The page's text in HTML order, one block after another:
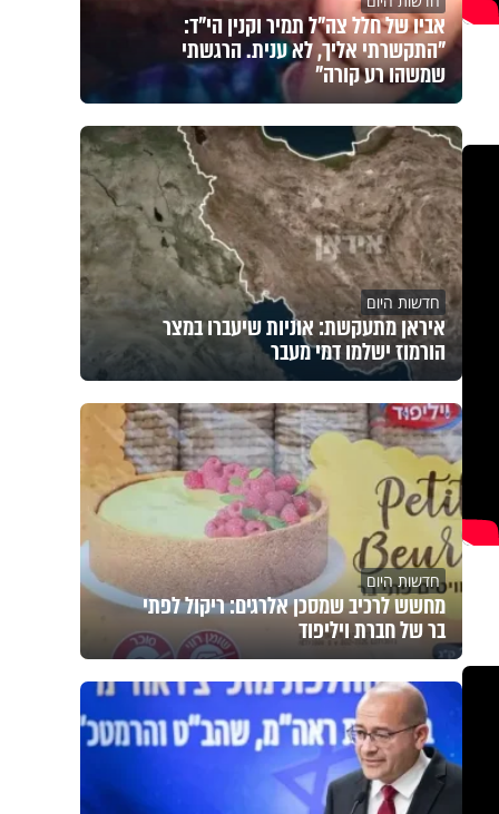
אביו של חלל צה"ל תמיר וקנין הי"ד:
"התקשרתי אליך, לא ענית. הרגשתי
שמשהו רע קורה"
חדשות היום
איראן מתעקשת: אוניות שיעברו במצר
הורמוז ישלמו דמי מעבר
חדשות היום
מחשש לרכיב שמסכן אלרגים: ריקול לפתי
בר של חברת ויליפוד